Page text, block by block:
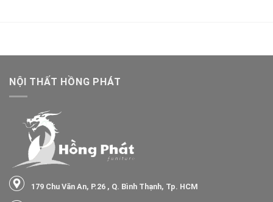
NỘI THẤT HỒNG PHÁT
179 Chu Văn An, P.26 , Q. Bình Thạnh, Tp. HCM